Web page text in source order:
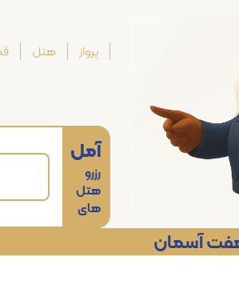
پرواز هتل
آمل
رزرو
هتل
های
آسمان